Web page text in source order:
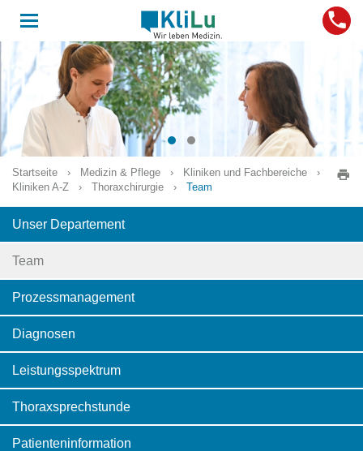
Toggle
navigation
Startseite › Medizin & Pflege › Kliniken und Fachbereiche
›
Kliniken A-Z
› Thoraxchirurgie › Team
Unser Departement
Team
Prozessmanagement
Diagnosen
Leistungsspektrum
Thoraxsprechstunde
Patienteninformation